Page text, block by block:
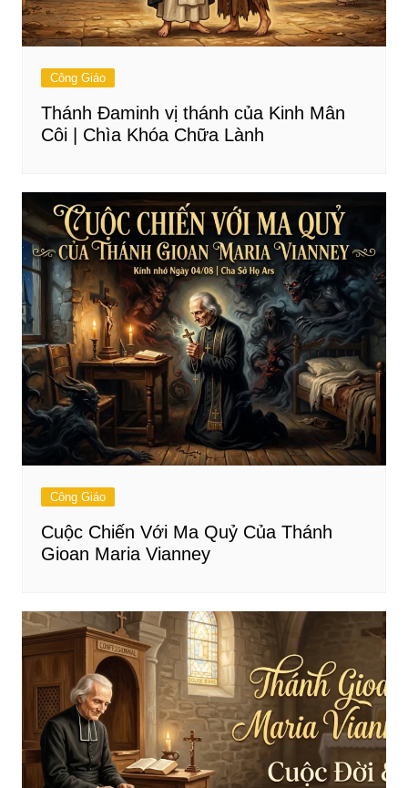
Công Giáo
Thánh Đaminh vị thánh của Kinh Mân
Côi | Chìa Khóa Chữa Lành
Công Giáo
Cuộc Chiến Với Ma Quỷ Của Thánh
Gioan Maria Vianney